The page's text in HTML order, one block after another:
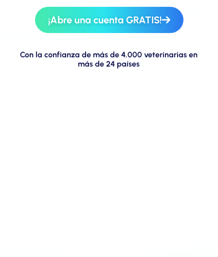
¡Abre una cuenta GRATIS!
Con la confianza de más de 4.000 veterinarias en
más de 24 países